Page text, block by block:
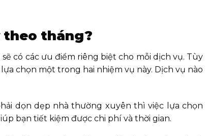
theo tháng?
có các ưu điểm riêng biệt cho mỗi dịch vụ. Tùy
chọn một trong hai nhiệm vụ này. Dịch vụ nào
dọn dẹp nhà thường xuyên thì việc lựa chọn
bạn tiết kiệm được chi phí và thời gian.